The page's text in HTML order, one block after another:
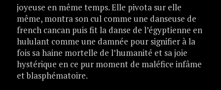
joyeuse en même temps. Elle pivota sur elle
même, montra son cul comme une danseuse de
french cancan puis fit la danse de l’égyptienne en
hululant comme une damnée pour signifier à la
fois sa haine mortelle de l’humanité et sa joie
hystérique en ce pur moment de maléfice infâme
et blasphématoire.